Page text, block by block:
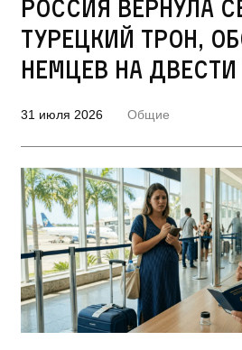
Россия вернула
турецкий трон,
немцев на
31 июля 2026 Общие